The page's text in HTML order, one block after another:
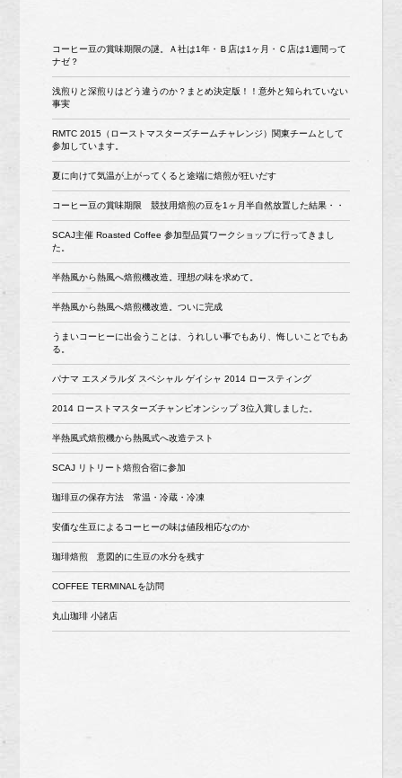
コーヒー豆の賞味期限の謎。Ａ社は1年・Ｂ店は1ヶ月・Ｃ店は1週間って
ナゼ？
浅煎りと深煎りはどう違うのか？まとめ決定版！！意外と知られていない
事実
RMTC 2015（ローストマスターズチームチャレンジ）関東チームとして
参加しています。
夏に向けて気温が上がってくると途端に焙煎が狂いだす
コーヒー豆の賞味期限 競技用焙煎の豆を1ヶ月半自然放置した結果・・
SCAJ主催 Roasted Coffee 参加型品質ワークショップに行ってきまし
た。
半熱風から熱風へ焙煎機改造。理想の味を求めて。
半熱風から熱風へ焙煎機改造。ついに完成
うまいコーヒーに出会うことは、うれしい事でもあり、悔しいことでもあ
る。
パナマ エスメラルダ スペシャル ゲイシャ 2014 ロースティング
2014 ローストマスターズチャンピオンシップ 3位入賞しました。
半熱風式焙煎機から熱風式へ改造テスト
SCAJ リトリート焙煎合宿に参加
珈琲豆の保存方法 常温・冷蔵・冷凍
安価な生豆によるコーヒーの味は値段相応なのか
珈琲焙煎 意図的に生豆の水分を残す
COFFEE TERMINALを訪問
丸山珈琲 小諸店